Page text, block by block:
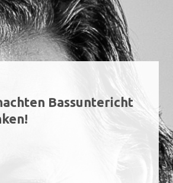
Bassuntericht